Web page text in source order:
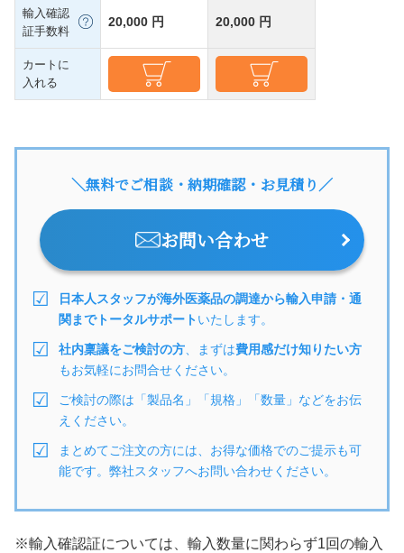
輸入確認
証手数料
20,000 円 20,000 円
カートに
入れる
＼無料でご相談・納期確認・お見積り／
お問い合わせ
日本人スタッフが海外医薬品の調達から輸入申請・通
関までトータルサポートいたします。
社内稟議をご検討の方 、まずは費用感だけ知りたい方
もお気軽にお問合せください。
ご検討の際は「製品名」「規格」「数量」などをお伝
えください。
まとめてご注文の方には、お得な価格でのご提示も可
能です。弊社スタッフへお問い合わせください。
※輸入確認証については、輸入数量に関わらず1回の輸入